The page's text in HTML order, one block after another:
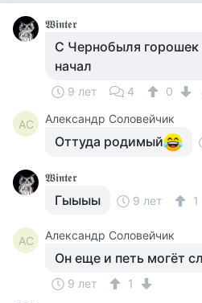
𝖂𝖎𝖓𝖙𝖊𝖗
С Чернобыля горошек
начал
9 лет 4 0
АС Александр Соловейчик
Оттуда родимый
𝖂𝖎𝖓𝖙𝖊𝖗
Гыыыы 9 лет 1
АС Александр Соловейчик
Он еще и петь могёт
9 лет
1